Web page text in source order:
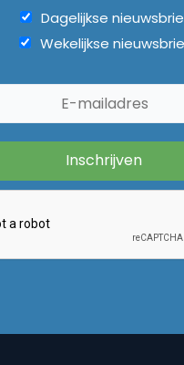
Dagelijkse
Wekelijkse